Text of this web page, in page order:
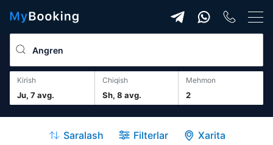
Kirish
Ju, 7 avg.
Chiqish
Sh, 8 avg. 2
mehmon
Saralash Filterlar Xarita